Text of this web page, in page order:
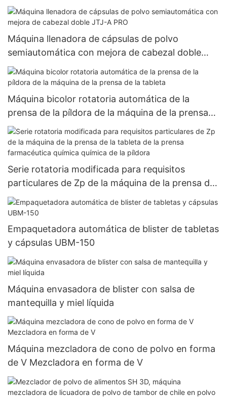
base de hierbas más nuevas
Máquina llenadora de cápsulas de polvo
semiautomática con mejora de cabezal doble
JTJ-A PRO
Máquina bicolor rotatoria automática de la
prensa de la píldora de la máquina de la prensa
de la tableta
Serie rotatoria modificada para requisitos
particulares de Zp de la máquina de la prensa de
la tableta de la prensa farmacéutica química
química de la píldora
Empaquetadora automática de blister de tabletas
y cápsulas UBM-150
Máquina envasadora de blister con salsa de
mantequilla y miel líquida
Máquina mezcladora de cono de polvo en forma
de V Mezcladora en forma de V